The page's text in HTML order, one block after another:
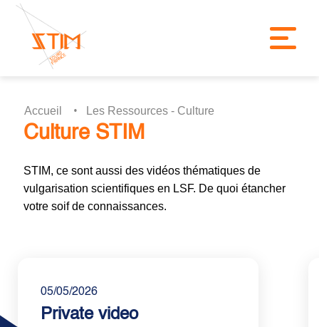
Accueil Les Ressources - Culture
Culture STIM
STIM, ce sont aussi des vidéos thématiques de
vulgarisation scientifiques en LSF. De quoi étancher
votre soif de connaissances.
05/05/2026
Private video